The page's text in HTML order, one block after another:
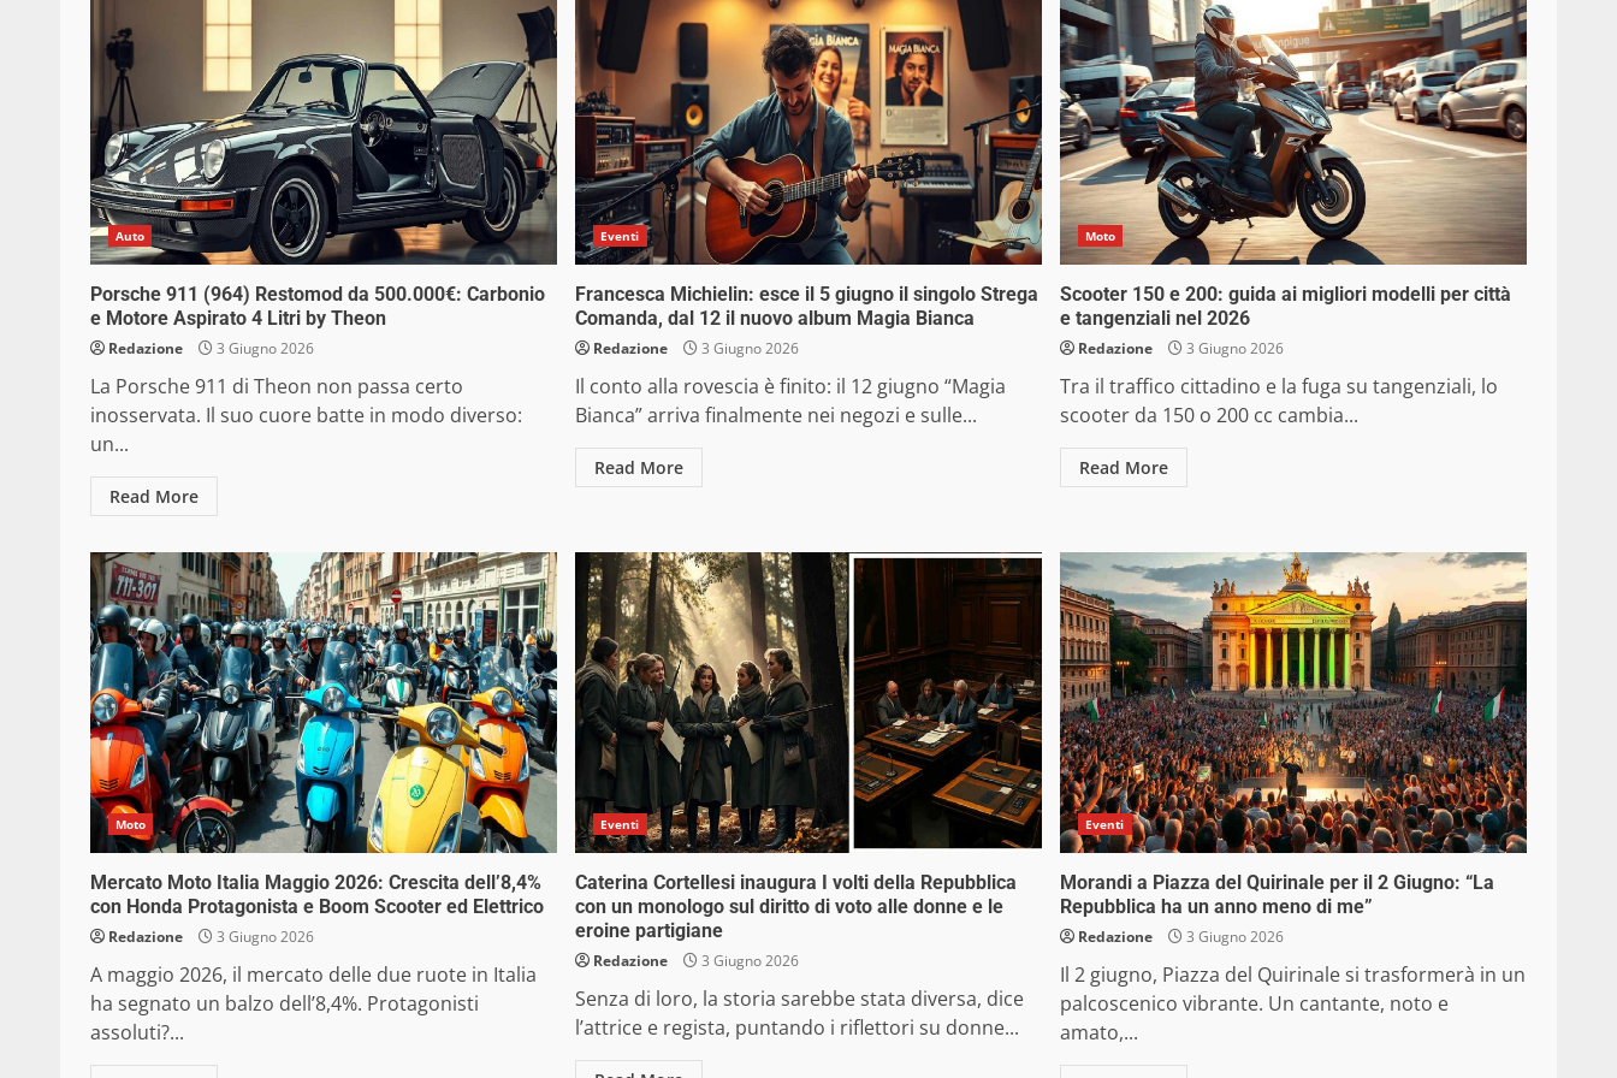
Auto
Porsche 911 (964) Restomod da 500.000€: Carbonio
e Motore Aspirato 4 Litri by Theon
Redazione 3 Giugno 2026
La Porsche 911 di Theon non passa certo
inosservata. Il suo cuore batte in modo diverso:
un...
Read More
Eventi
Francesca Michielin: esce il 5 giugno il singolo Strega
Comanda, dal 12 il nuovo album Magia Bianca
Redazione 3 Giugno 2026
Il conto alla rovescia è finito: il 12 giugno “Magia
Bianca” arriva finalmente nei negozi e sulle...
Read More
Moto
Scooter 150 e 200: guida ai migliori modelli per città
e tangenziali nel 2026
Redazione 3 Giugno 2026
Tra il traffico cittadino e la fuga su tangenziali, lo
scooter da 150 o 200 cc cambia...
Read More
Moto
Mercato Moto Italia Maggio 2026: Crescita dell’8,4%
con Honda Protagonista e Boom Scooter ed Elettrico
Redazione 3 Giugno 2026
A maggio 2026, il mercato delle due ruote in Italia
ha segnato un balzo dell’8,4%. Protagonisti
assoluti?...
Eventi
Caterina Cortellesi inaugura I volti della Repubblica
con un monologo sul diritto di voto alle donne e le
eroine partigiane
Redazione 3 Giugno 2026
Senza di loro, la storia sarebbe stata diversa, dice
l’attrice e regista, puntando i riflettori su donne...
Eventi
Morandi a Piazza del Quirinale per il 2 Giugno: “La
Repubblica ha un anno meno di me”
Redazione 3 Giugno 2026
Il 2 giugno, Piazza del Quirinale si trasformerà in un
palcoscenico vibrante. Un cantante, noto e
amato,...